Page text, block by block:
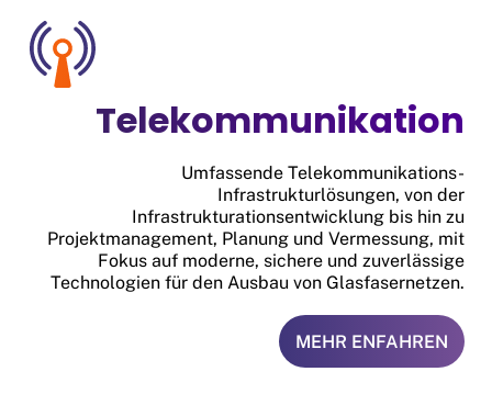
Telekommunikation
Umfassende Telekommunikations-
Infrastrukturlösungen, von der
Infrastrukturationsentwicklung bis hin zu
Projektmanagement, Planung und Vermessung, mit
Fokus auf moderne, sichere und zuverlässige
Technologien für den Ausbau von Glasfasernetzen.
MEHR ENFAHREN